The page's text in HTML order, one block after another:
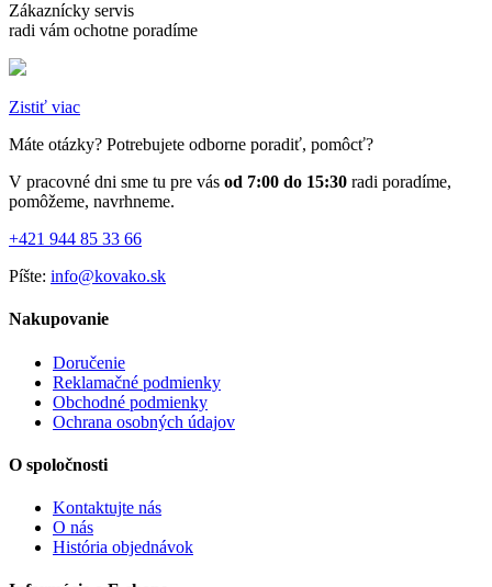
Zákaznícky servis
radi vám ochotne poradíme
Zistiť viac
Máte otázky? Potrebujete odborne poradiť, pomôcť?
V pracovné dni sme tu pre vás od 7:00 do 15:30 radi poradíme,
pomôžeme, navrhneme.
+421 944 85 33 66
Píšte: info@kovako.sk
Nakupovanie
Doručenie
Reklamačné podmienky
Obchodné podmienky
Ochrana osobných údajov
O spoločnosti
Kontaktujte nás
O nás
História objednávok